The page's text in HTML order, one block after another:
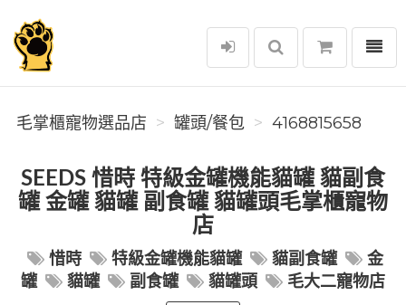
毛掌櫃寵物選品店
選單
毛掌櫃寵物選品店 罐頭/餐包 4168815658
SEEDS 惜時 特級金罐機能貓罐 貓副食
罐 金罐 貓罐 副食罐 貓罐頭毛掌櫃寵物
店
惜時 特級金罐機能貓罐 貓副食罐
金
罐
貓罐 副食罐 貓罐頭 毛大二寵物店